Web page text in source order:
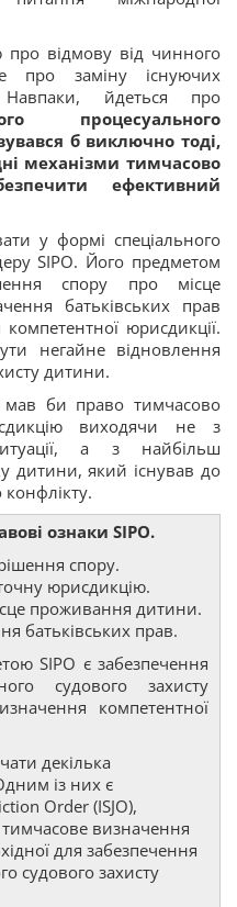
відмову від чинного
про заміну існуючих
Навпаки, йдеться про
процесуального
б виключно тоді,
механізми тимчасово
ефективний
у формі спеціального
SIPO. Його предметом
спору про місце
батьківських прав
юрисдикції.
негайне відновлення
дитини.
би право тимчасово
виходячи не з
а з найбільш
дитини, який існував до
ознаки SIPO.
спору.
юрисдикцію.
проживання дитини.
батьківських прав.
SIPO є забезпечення
судового захисту
компетентної
декілька
із них є
Order (ISJO),
визначення
для забезпечення
судового захисту